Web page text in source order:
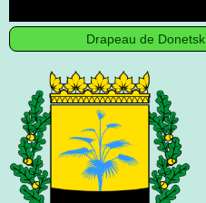
Drapeau de Donetsk